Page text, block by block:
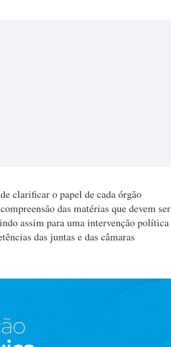
clarificar o papel de cada órgão
das matérias que devem ser
assim para uma intervenção política
das juntas e das câmaras